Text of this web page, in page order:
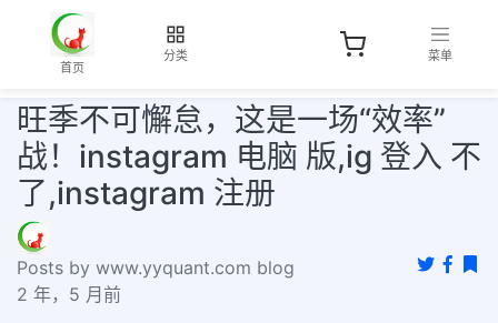
首页
分类 菜单
旺季不可懈怠，这是一场“效率”
战！instagram 电脑 版,ig 登入 不
了,instagram 注册
Posts by www.yyquant.com blog
2 年，5 月前